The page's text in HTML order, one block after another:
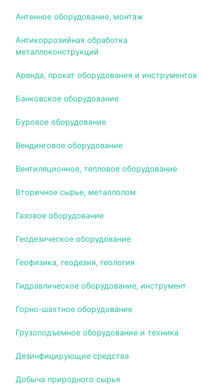
Антенное оборудование, монтаж
Антикоррозийная обработка
металлоконструкций
Аренда, прокат оборудования и инструментов
Банковское оборудование
Буровое оборудование
Вендинговое оборудование
Вентиляционное, тепловое оборудование
Вторичное сырье, металлолом
Газовое оборудование
Геодезическое оборудование
Геофизика, геодезия, геология
Гидравлическое оборудование, инструмент
Горно-шахтное оборудование
Грузоподъемное оборудование и техника
Дезинфицирующие средства
Добыча природного сырья